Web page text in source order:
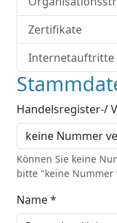
Zertifikate
Internetauftritte
Handelsregister-/
Können Sie keine
bitte "keine
Name *